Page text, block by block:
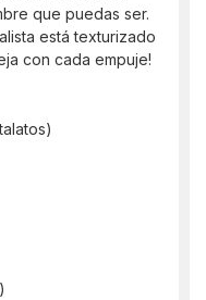
que puedas ser.
está texturizado
con cada empuje!